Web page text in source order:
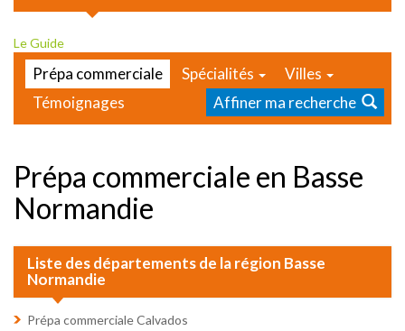
Le Guide
Prépa commerciale Spécialités
Villes
Témoignages
Affiner ma recherche
Prépa commerciale en Basse
Normandie
Liste des départements de la région Basse
Normandie
Prépa commerciale Calvados